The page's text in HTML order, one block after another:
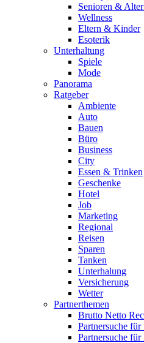
Senioren &
Wellness
Eltern & Kinder
Esoterik
Unterhaltung
Spiele
Mode
Panorama
Ratgeber
Ambiente
Auto
Bauen
Büro
Business
City
Essen & Trinken
Geschenke
Hotel
Job
Marketing
Regional
Reisen
Sparen
Tanken
Unterhalung
Versicherung
Wetter
Partnerthemen
Brutto Netto
Partnersuche für
Partnersuche für